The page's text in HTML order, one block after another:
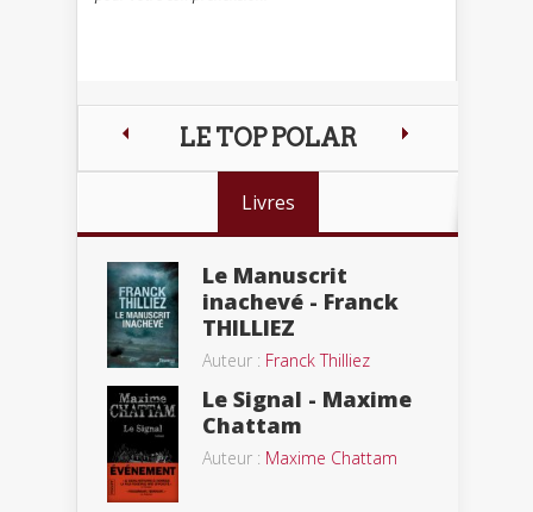
LE TOP POLAR
Livres
Le Manuscrit
inachevé - Franck
THILLIEZ
Auteur : Franck Thilliez
Le Signal - Maxime
Chattam
Auteur : Maxime Chattam